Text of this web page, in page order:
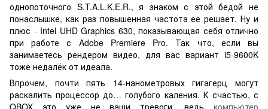
однопоточного S.T.A.L.K.E.R., я знаком с этой бедой не
понаслышке, как раз повышенная частота ее решает. Ну и
плюс - Intel UHD Graphics 630, показывающая себя отлично
при работе с Adobe Premiere Pro. Так что, если вы
занимаетесь рендером видео, для вас вариант i5-9600K
тоже недалёк от идеала.
Впрочем, почти пять 14-нанометровых гигагерц могут
раскалить процессор до… голубого каления. К счастью, с